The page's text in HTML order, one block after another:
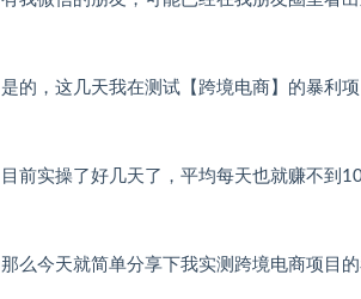
是的，这几天我在测试【跨境电商】的暴利项
目前实操了好几天了，平均每天也就赚不到
那么今天就简单分享下我实测跨境电商项目的